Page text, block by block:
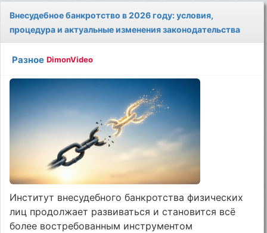
Внесудебное банкротство в 2026 году: условия,
процедура и актуальные изменения законодательства
Разное DimonVideo
Институт внесудебного банкротства физических
лиц продолжает развиваться и становится всё
более востребованным инструментом